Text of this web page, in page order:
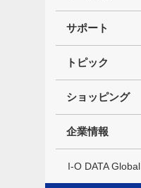
サポート
トピック
ショッピング
企業情報
I-O DATA Global